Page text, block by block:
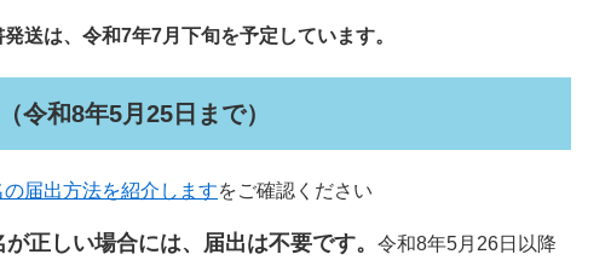
送は、令和7年7月下旬を予定しています。
令和8年5月25日まで）
届出方法を紹介しますをご確認ください
正しい場合には、届出は不要です。 令和8年5月26日以降